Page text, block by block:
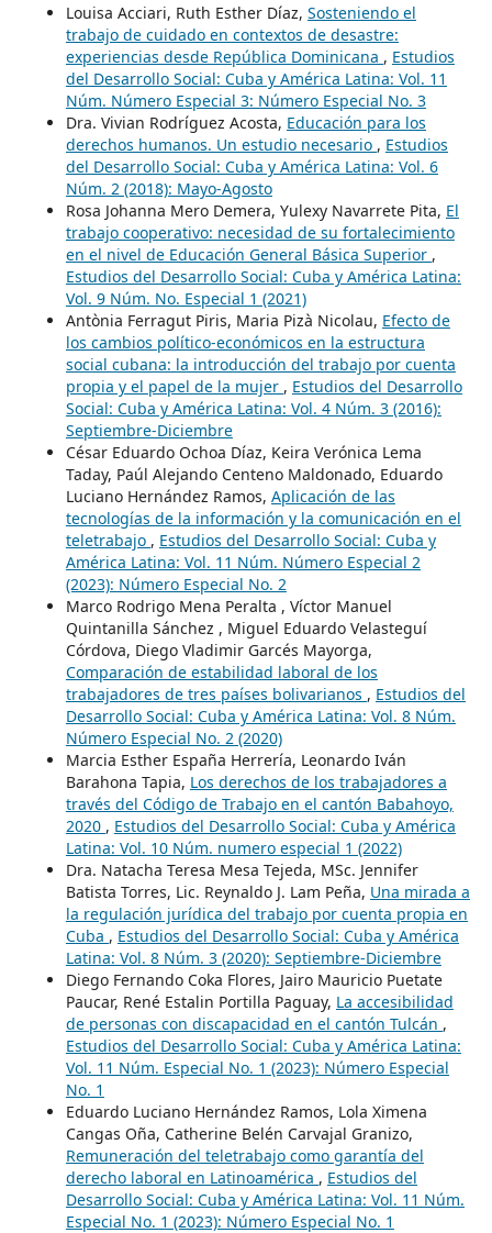
Louisa Acciari, Ruth Esther Díaz, Sosteniendo el
trabajo de cuidado en contextos de desastre:
experiencias desde República Dominicana , Estudios
del Desarrollo Social: Cuba y América Latina: Vol. 11
Núm. Número Especial 3: Número Especial No. 3
Dra. Vivian Rodríguez Acosta, Educación para los
derechos humanos. Un estudio necesario , Estudios
del Desarrollo Social: Cuba y América Latina: Vol. 6
Núm. 2 (2018): Mayo-Agosto
Rosa Johanna Mero Demera, Yulexy Navarrete Pita, El
trabajo cooperativo: necesidad de su fortalecimiento
en el nivel de Educación General Básica Superior ,
Estudios del Desarrollo Social: Cuba y América Latina:
Vol. 9 Núm. No. Especial 1 (2021)
Antònia Ferragut Piris, Maria Pizà Nicolau, Efecto de
los cambios político-económicos en la estructura
social cubana: la introducción del trabajo por cuenta
propia y el papel de la mujer , Estudios del Desarrollo
Social: Cuba y América Latina: Vol. 4 Núm. 3 (2016):
Septiembre-Diciembre
César Eduardo Ochoa Díaz, Keira Verónica Lema
Taday, Paúl Alejando Centeno Maldonado, Eduardo
Luciano Hernández Ramos, Aplicación de las
tecnologías de la información y la comunicación en el
teletrabajo , Estudios del Desarrollo Social: Cuba y
América Latina: Vol. 11 Núm. Número Especial 2
(2023): Número Especial No. 2
Marco Rodrigo Mena Peralta , Víctor Manuel
Quintanilla Sánchez , Miguel Eduardo Velasteguí
Córdova, Diego Vladimir Garcés Mayorga,
Comparación de estabilidad laboral de los
trabajadores de tres países bolivarianos , Estudios del
Desarrollo Social: Cuba y América Latina: Vol. 8 Núm.
Número Especial No. 2 (2020)
Marcia Esther España Herrería, Leonardo Iván
Barahona Tapia, Los derechos de los trabajadores a
través del Código de Trabajo en el cantón Babahoyo,
2020 , Estudios del Desarrollo Social: Cuba y América
Latina: Vol. 10 Núm. numero especial 1 (2022)
Dra. Natacha Teresa Mesa Tejeda, MSc. Jennifer
Batista Torres, Lic. Reynaldo J. Lam Peña, Una mirada a
la regulación jurídica del trabajo por cuenta propia en
Cuba , Estudios del Desarrollo Social: Cuba y América
Latina: Vol. 8 Núm. 3 (2020): Septiembre-Diciembre
Diego Fernando Coka Flores, Jairo Mauricio Puetate
Paucar, René Estalin Portilla Paguay, La accesibilidad
de personas con discapacidad en el cantón Tulcán ,
Estudios del Desarrollo Social: Cuba y América Latina:
Vol. 11 Núm. Especial No. 1 (2023): Número Especial
No. 1
Eduardo Luciano Hernández Ramos, Lola Ximena
Cangas Oña, Catherine Belén Carvajal Granizo,
Remuneración del teletrabajo como garantía del
derecho laboral en Latinoamérica , Estudios del
Desarrollo Social: Cuba y América Latina: Vol. 11 Núm.
Especial No. 1 (2023): Número Especial No. 1